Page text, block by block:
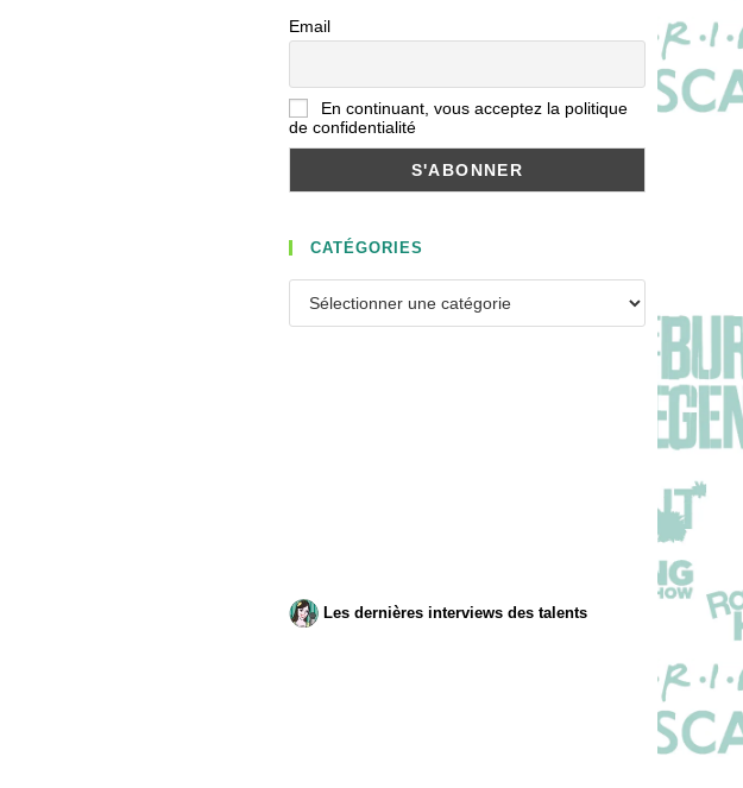
Email
En continuant, vous acceptez la politique
de confidentialité
CATÉGORIES
Les dernières interviews des talents